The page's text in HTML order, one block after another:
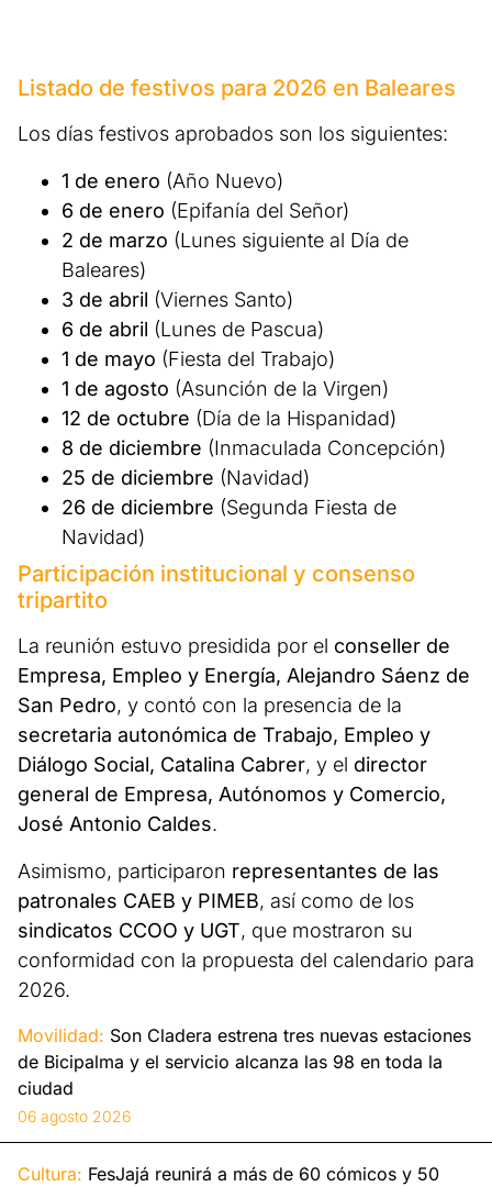
Listado de festivos para 2026 en Baleares
Los días festivos aprobados son los siguientes:
1 de enero (Año Nuevo)
6 de enero (Epifanía del Señor)
2 de marzo (Lunes siguiente al Día de
Baleares)
3 de abril (Viernes Santo)
6 de abril (Lunes de Pascua)
1 de mayo (Fiesta del Trabajo)
1 de agosto (Asunción de la Virgen)
12 de octubre (Día de la Hispanidad)
8 de diciembre (Inmaculada Concepción)
25 de diciembre (Navidad)
26 de diciembre (Segunda Fiesta de
Navidad)
Participación institucional y consenso
tripartito
La reunión estuvo presidida por el conseller de
Empresa, Empleo y Energía, Alejandro Sáenz de
San Pedro, y contó con la presencia de la
secretaria autonómica de Trabajo, Empleo y
Diálogo Social, Catalina Cabrer, y el director
general de Empresa, Autónomos y Comercio,
José Antonio Caldes.
Asimismo, participaron representantes de las
patronales CAEB y PIMEB, así como de los
sindicatos CCOO y UGT, que mostraron su
conformidad con la propuesta del calendario para
2026.
Movilidad: Son Cladera estrena tres nuevas estaciones
de Bicipalma y el servicio alcanza las 98 en toda la
ciudad
06 agosto 2026
Cultura: FesJajá reunirá a más de 60 cómicos y 50